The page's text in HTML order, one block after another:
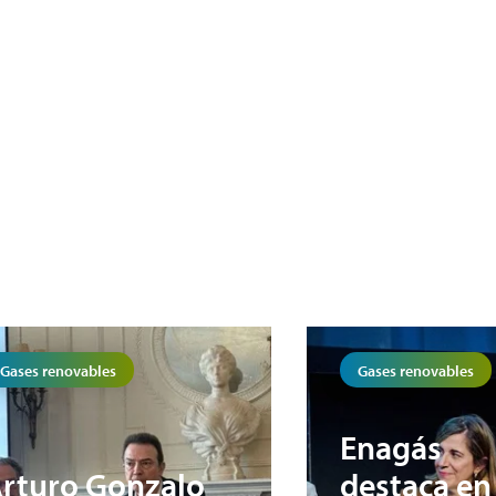
Gases renovables
Gonzalo
Gases renovables
Enagás
destaca